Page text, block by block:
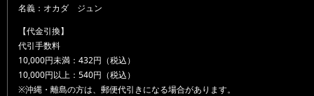
名義：オカダ ジュン
【代金引換】
代引手数料
10,000円未満：432円（税込）
10,000円以上：540円（税込）
※沖縄・離島の方は、郵便代引きになる場合があります。